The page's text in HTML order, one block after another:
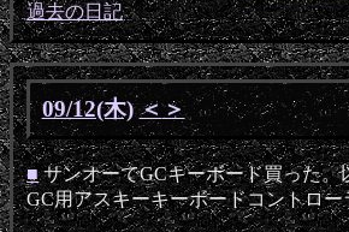
過去の日記
09/12(木) ＜＞
■サンオーでGCキーボード買った。
GC用アスキーキーボードコントロー